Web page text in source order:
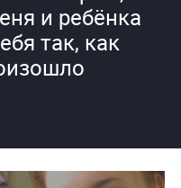
и ребёнка
так, как